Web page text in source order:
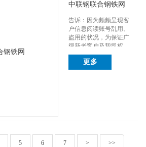
中联钢联合钢铁网
告诉：因为频频呈现客
户信息阅读账号乱用、
盗用的状况，为保证广
阔新老客户及我司权
益，2026年3月...
更多
5 6 7 > >>